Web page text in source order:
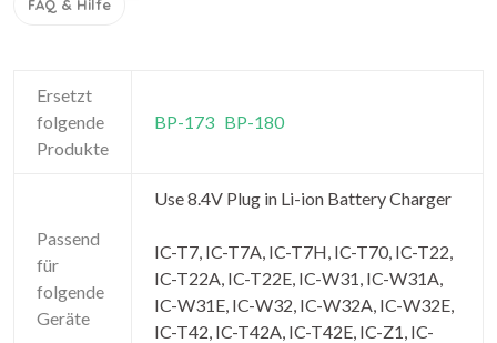
FAQ & Hilfe
Ersetzt
folgende
Produkte
BP-173 BP-180
Passend
für
folgende
Geräte
Use 8.4V Plug in Li-ion Battery Charger
IC-T7, IC-T7A, IC-T7H, IC-T70, IC-T22,
IC-T22A, IC-T22E, IC-W31, IC-W31A,
IC-W31E, IC-W32, IC-W32A, IC-W32E,
IC-T42, IC-T42A, IC-T42E, IC-Z1, IC-